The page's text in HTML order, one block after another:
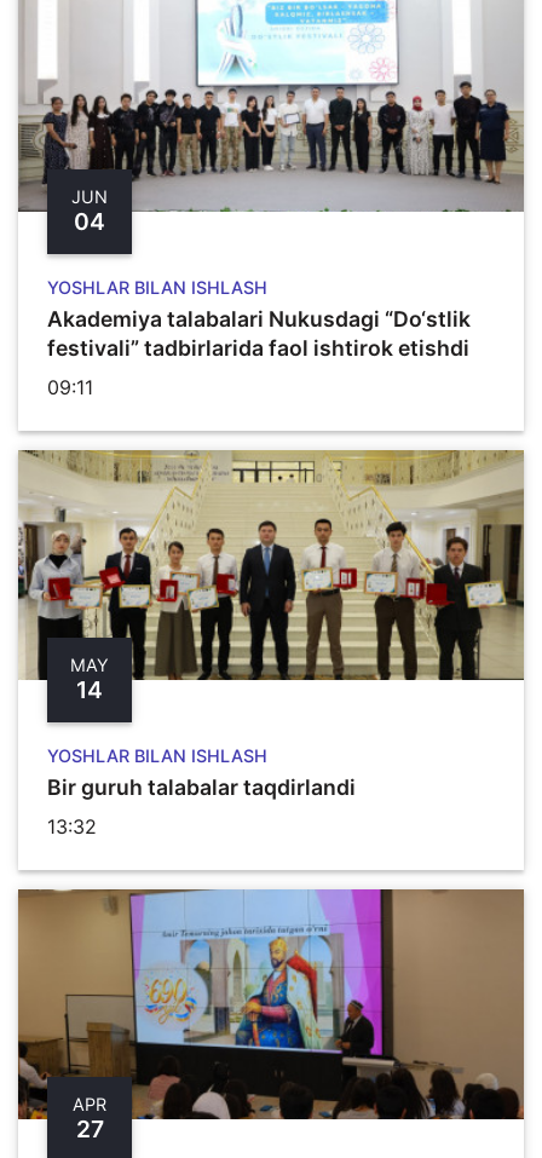
JUN
04
YOSHLAR BILAN ISHLASH
Akademiya talabalari Nukusdagi “Do‘stlik
festivali” tadbirlarida faol ishtirok etishdi
09:11
MAY
14
YOSHLAR BILAN ISHLASH
Bir guruh talabalar taqdirlandi
13:32
APR
27